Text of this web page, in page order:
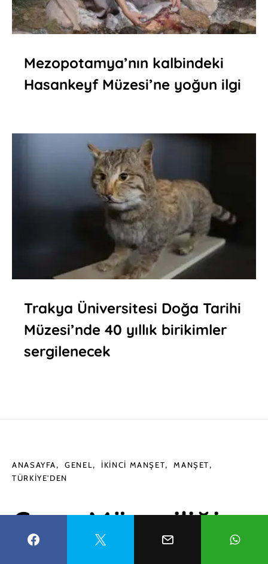
Mezopotamya’nın kalbindeki
Hasankeyf Müzesi’ne yoğun ilgi
Trakya Üniversitesi Doğa Tarihi
Müzesi’nde 40 yıllık birikimler
sergilenecek
ANASAYFA GENEL İKINCI MANŞET
MANŞET
TÜRKIYE'DEN
Gece Müzeciliği